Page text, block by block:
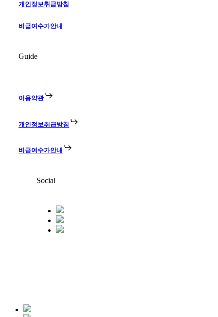
개인정보취급방침
비급여수가안내
Guide
이용약관
개인정보취급방침
비급여수가안내
Social